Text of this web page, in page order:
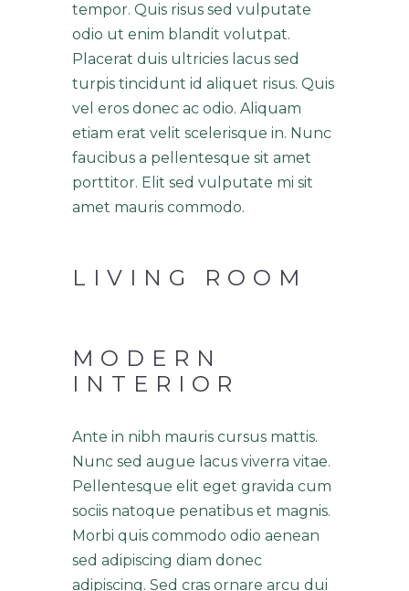
tempor. Quis risus sed vulputate
odio ut enim blandit volutpat.
Placerat duis ultricies lacus sed
turpis tincidunt id aliquet risus. Quis
vel eros donec ac odio. Aliquam
etiam erat velit scelerisque in. Nunc
faucibus a pellentesque sit amet
porttitor. Elit sed vulputate mi sit
amet mauris commodo.
LIVING ROOM
MODERN
INTERIOR
Ante in nibh mauris cursus mattis.
Nunc sed augue lacus viverra vitae.
Pellentesque elit eget gravida cum
sociis natoque penatibus et magnis.
Morbi quis commodo odio aenean
sed adipiscing diam donec
adipiscing. Sed cras ornare arcu dui